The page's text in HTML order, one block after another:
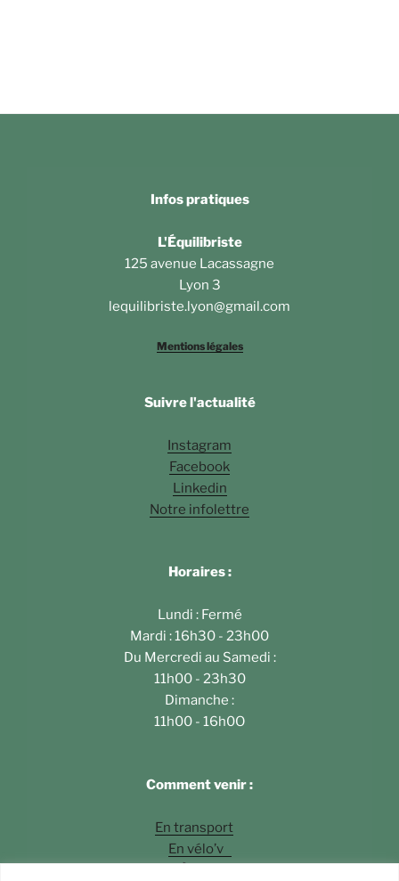
Infos pratiques
L'Équilibriste
125 avenue Lacassagne
Lyon 3
lequilibriste.lyon@gmail.com
Mentions légales
Suivre l'actualité
Instagram
Facebook
Linkedin
Notre infolettre
Horaires :
Lundi : Fermé
Mardi : 16h30 - 23h00
Du Mercredi au Samedi :
11h00 - 23h30
Dimanche :
11h00 - 16h0O
Comment venir :
En transport
En vélo’v